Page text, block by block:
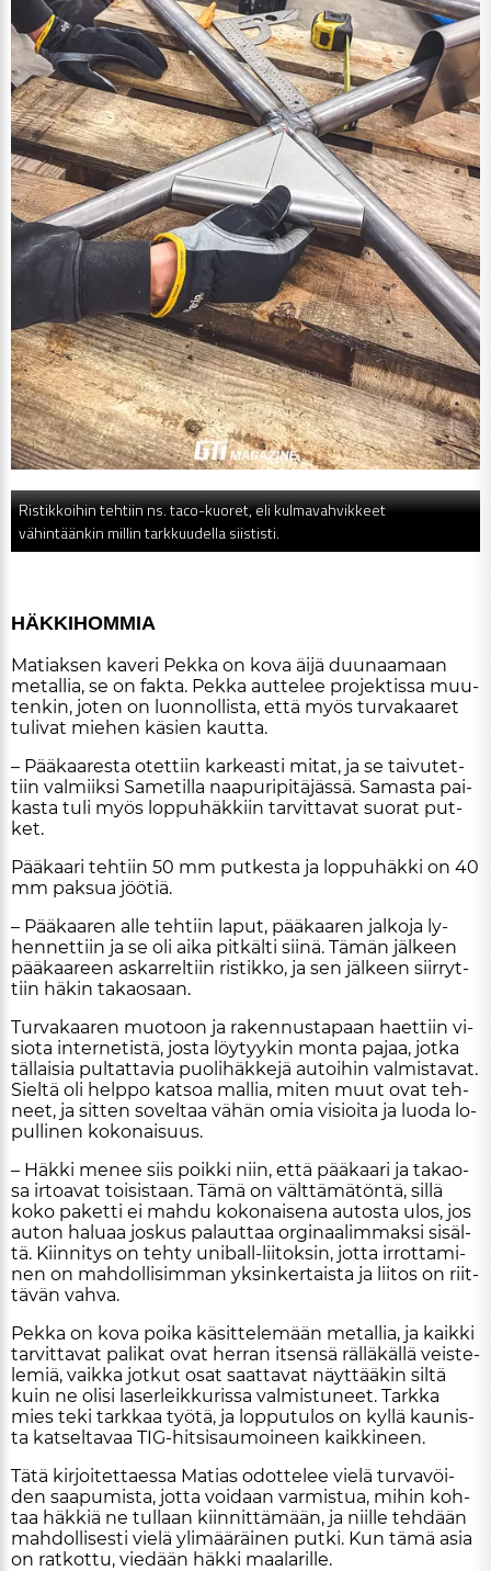
Ristikkoihin tehtiin ns. taco-kuoret, eli kulmavahvikkeet
vähintäänkin millin tarkkuudella siististi.
HÄK­KI­HOM­MIA
Ma­ti­ak­sen ka­ve­ri Pek­ka on kova äi­jä duu­naa­maan
me­tal­lia, se on fak­ta. Pek­ka aut­te­lee pro­jek­tis­sa muu­
ten­kin, jo­ten on luon­nol­lis­ta, et­tä myös tur­va­kaa­ret
tu­li­vat mie­hen kä­sien kaut­ta.
– Pää­kaa­res­ta otet­tiin kar­ke­as­ti mi­tat, ja se tai­vu­tet­
tiin val­miik­si Sa­me­til­la naa­pu­ri­pi­tä­jäs­sä. Sa­mas­ta pai­
kas­ta tuli myös lop­pu­häk­kiin tar­vit­ta­vat suo­rat put­
ket.
Pää­kaa­ri teh­tiin 50 mm put­kes­ta ja lop­pu­häk­ki on 40
mm pak­sua jöö­tiä.
– Pää­kaa­ren al­le teh­tiin la­put, pää­kaa­ren jal­ko­ja ly­
hen­net­tiin ja se oli ai­ka pit­käl­ti sii­nä. Tä­män jäl­keen
pää­kaa­reen as­kar­rel­tiin ris­tik­ko, ja sen jäl­keen siir­ryt­
tiin hä­kin ta­ka­o­saan.
Tur­va­kaa­ren muo­toon ja ra­ken­nus­ta­paan ha­et­tiin vi­
si­o­ta in­ter­ne­tis­tä, jos­ta löy­tyy­kin mon­ta pa­jaa, jot­ka
täl­lai­sia pul­tat­ta­via puo­li­häk­ke­jä au­toi­hin val­mis­ta­vat.
Siel­tä oli help­po kat­soa mal­lia, mi­ten muut ovat teh­
neet, ja sit­ten so­vel­taa vä­hän omia vi­si­oi­ta ja luo­da lo­
pul­li­nen ko­ko­nai­suus.
– Häk­ki me­nee siis poik­ki niin, et­tä pää­kaa­ri ja ta­ka­o­
sa ir­to­a­vat toi­sis­taan. Tämä on vält­tä­mä­tön­tä, sil­lä
koko pa­ket­ti ei mah­du ko­ko­nai­se­na au­tos­ta ulos, jos
au­ton ha­lu­aa jos­kus pa­laut­taa or­gi­naa­lim­mak­si si­säl­
tä. Kiin­ni­tys on teh­ty uni­ball-lii­tok­sin, jot­ta ir­rot­ta­mi­
nen on mah­dol­li­sim­man yk­sin­ker­tais­ta ja lii­tos on riit­
tä­vän vah­va.
Pek­ka on kova poi­ka kä­sit­te­le­mään me­tal­lia, ja kaik­ki
tar­vit­ta­vat pa­li­kat ovat her­ran it­sen­sä räl­lä­käl­lä veis­te­
le­miä, vaik­ka jot­kut osat saat­ta­vat näyt­tää­kin sil­tä
kuin ne oli­si la­ser­leik­ku­ris­sa val­mis­tu­neet. Tark­ka
mies teki tark­kaa työ­tä, ja lop­pu­tu­los on kyl­lä kau­nis­
ta kat­sel­ta­vaa TIG-hit­si­sau­moi­neen kaik­ki­neen.
Tätä kir­joi­tet­ta­es­sa Ma­ti­as odot­te­lee vie­lä tur­va­vöi­
den saa­pu­mis­ta, jot­ta voi­daan var­mis­tua, mi­hin koh­
taa häk­kiä ne tul­laan kiin­nit­tä­mään, ja niil­le teh­dään
mah­dol­li­ses­ti vie­lä yli­mää­räi­nen put­ki. Kun tämä asia
on rat­kot­tu, vie­dään häk­ki maa­la­ril­le.